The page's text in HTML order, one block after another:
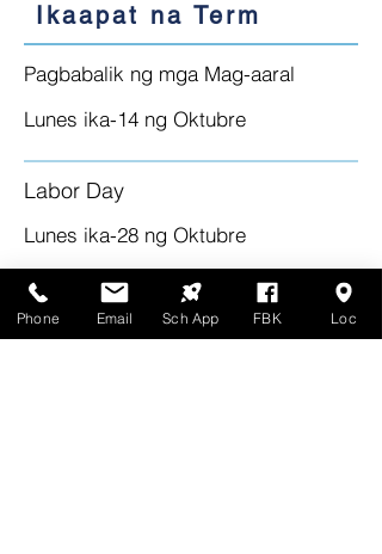
Ikaapat na Term
Pagbabalik ng mga Mag-aaral
Lunes ika-14 ng Oktubre
Labor Day
Lunes ika-28 ng Oktubre
Pagsara ng Term Four
Phone Email Sch App FBK Loc